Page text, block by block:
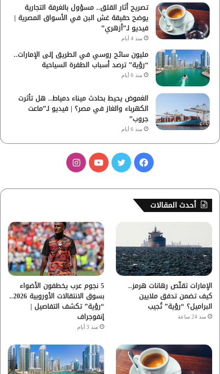
تصريح أثار القلق.. مسؤول بالغرفة التجارية
يوضح حقيقة غش البن في الأسواق المصرية |
فيديو لـ”أزهري”
منذ 4 أيام
مليون سائح روسي في الطريق إلى الإمارات..
“رؤية” ترصد أسباب الطفرة السياحية
منذ 6 أيام
الغموض يحيط بحادث ميناء دمياط.. هل تأثرت
الكهرباء والغاز في مصر؟ | فيديو لـ”ماعت
جروب”
منذ 6 أيام
س
ب
ك
ي
و
ب
ت
ق
ر
م
أحدث المقالات
الإمارات تقلّص رهانات هرمز..
كيف تضمن تدفق ملايين
البراميل؟ “رؤية” تُجيب
منذ 24 ساعة
5 نجوم عرب يخطفون الأضواء
بسوق الانتقالات الأوروبية 2026..
“رؤية” تكشف التفاصيل |
إنفوجراف
منذ 3 أيام